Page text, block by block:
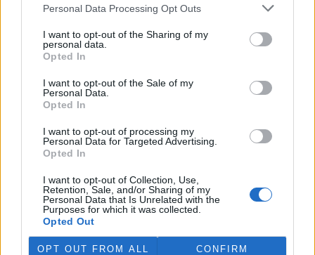
Personal Data Processing Opt Outs
I want to opt-out of the Sharing of my
personal data.
Opted In
I want to opt-out of the Sale of my
Personal Data.
Opted In
I want to opt-out of processing my
Personal Data for Targeted Advertising.
Opted In
I want to opt-out of Collection, Use,
Retention, Sale, and/or Sharing of my
Personal Data that Is Unrelated with the
Purposes for which it was collected.
Opted Out
OPT OUT FROM ALL CONFIRM
hladovými přáteli, sousedy nebo potřebnými z našeho
V zahraničí dokonce existují mobilní aplikace, přes které
lze nabídnout nadbytečné porce nebo přebytečný obsah
z druhého konce města.
V Německu si lidé mohou jídlo předávat přes aplikaci
Sharing
. Používá ji už 28 tisíc lidí, kterým se podařilo před
vyhozením zachránit už 23 tun potravin. Ve Spojených
státech funguje podobná aplikace pod názvem
Konec plýtvání s potravinami tedy nemusí vůbec znamenat
jen ten známý a často neoblíbený příkaz: dojídej!
Novoroční předsevzetí může stejně tak dobře znít: měj
přehled, co skladuješ v ledničce a ve spíži. Nebo vař a
sdílej!